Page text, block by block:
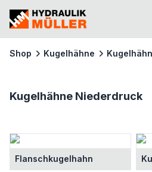
Shop Kugelhähne
Kugelhähne Niederdruck
Flanschkugelhahn